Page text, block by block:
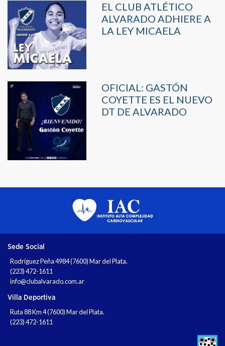
EL CLUB ATLÉTICO
ALVARADO ADHIERE A
LA LEY MICAELA
OFICIAL: GASTÓN
COYETTE ES EL NUEVO
DT DE ALVARADO
Sede Social
Rodríguez Peña 4984 (7600) Mar del Plata.
(223) 472-1611
info@clubalvarado.com.ar
Villa Deportiva
Ruta 88 Km 4 (7600) Mar del Plata.
(223) 472-1611